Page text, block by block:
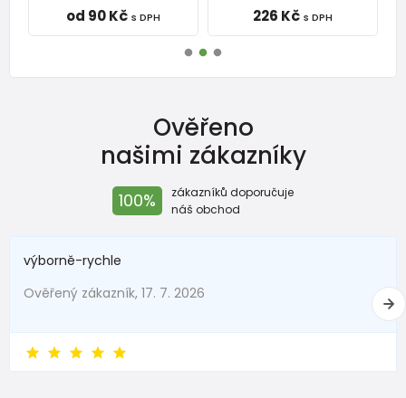
od 90 Kč s DPH 226 Kč s DPH
Ověřeno
našimi zákazníky
100%
zákazníků doporučuje
náš obchod
výborně-rychle
Ověřený zákazník, 17. 7. 2026